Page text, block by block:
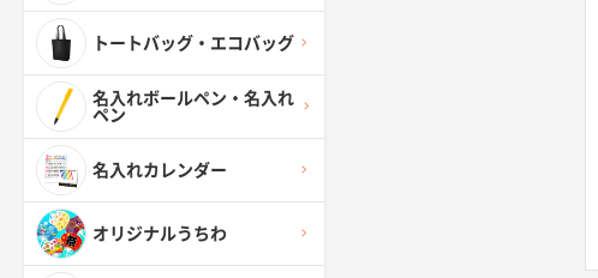
トートバッグ・エコバッグ
名入れボールペン・名入れ
ペン
名入れカレンダー
オリジナルうちわ